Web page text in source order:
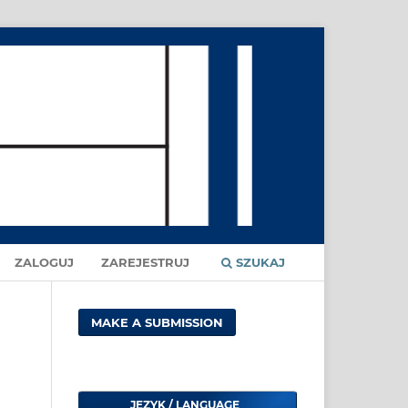
ZALOGUJ ZAREJESTRUJ SZUKAJ
MAKE A SUBMISSION
JĘZYK / LANGUAGE